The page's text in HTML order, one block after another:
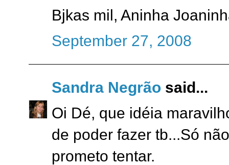
Bjkas mil, Aninha
September 27, 2008
Sandra Negrão said...
Oi Dé, que idéia
de poder fazer tb...Só
prometo tentar.